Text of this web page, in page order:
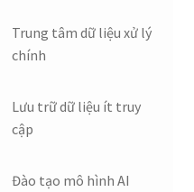
Trung tâm dữ liệu xử lý
chính
Lưu trữ dữ liệu ít truy
cập
Đào tạo mô hình AI